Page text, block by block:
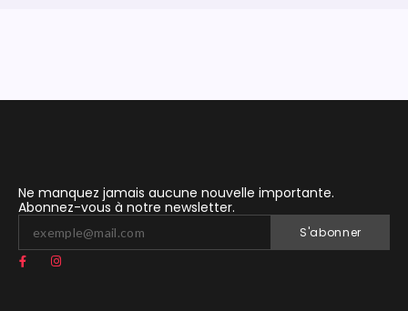
Ne manquez jamais aucune nouvelle importante.
Abonnez-vous à notre newsletter.
S'abonner